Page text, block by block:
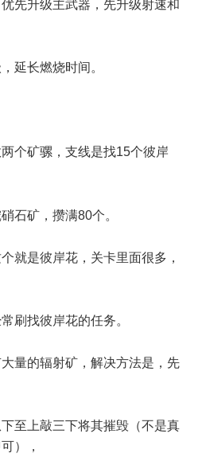
先升级主武器，先升级射速和
延长燃烧时间。
个矿骡，支线是找15个彼岸
石矿，攒满80个。
就是彼岸花，关卡里面很多，
刷找彼岸花的任务。
量的辐射矿，解决方法是，先
至上敲三下将其摧毁（不是真
），